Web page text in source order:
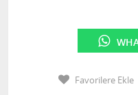
Favorilere Ekle